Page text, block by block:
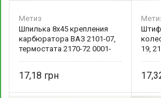
Метиз
Шпилька 8х45 крепления
карбюратора ВАЗ 2101-07,
термостата 2170-72 0001-
17,18
19,